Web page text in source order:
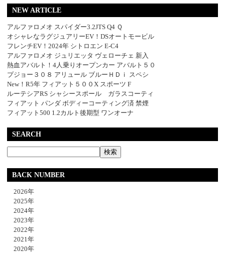
NEW ARTICLE
アルファロメオ スパイダー3.2JTS Q4 Ｑ
オシャレなラグジュアリーEV！DSオートモービル
フレンチEV！2024年 シトロエン E-C4
アルファロメオ ジュリエッタ ヴェローチェ 新入
熱血アバルト！4人乗りオープンカー アバルト５０
プジョー３０８ アリュール ブルーＨＤｉ スペシ
New！R5年 フィアット５００X スポーツ F
ルーテシアRS シャシースポール ガラスコーティ
フィアット パンダ ボディーコーティング済 禁煙
フィアット500 1.2カルト後期型 ワンオーナ
SEARCH
BACK NUMBER
2026年
2025年
2024年
2023年
2022年
2021年
2020年